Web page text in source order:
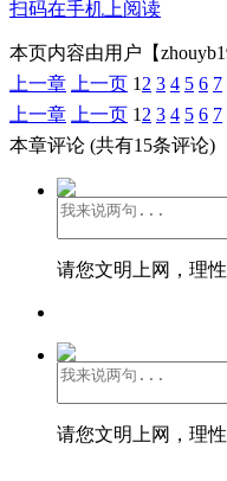
扫码在手机上阅读
本页内容由用户【
上一章
上一页 1 2 3 4 5 6 7
上一章
上一页 1 2 3 4 5 6 7
本章评论 (共有15条评论)
请您文明上网，理
请您文明上网，理